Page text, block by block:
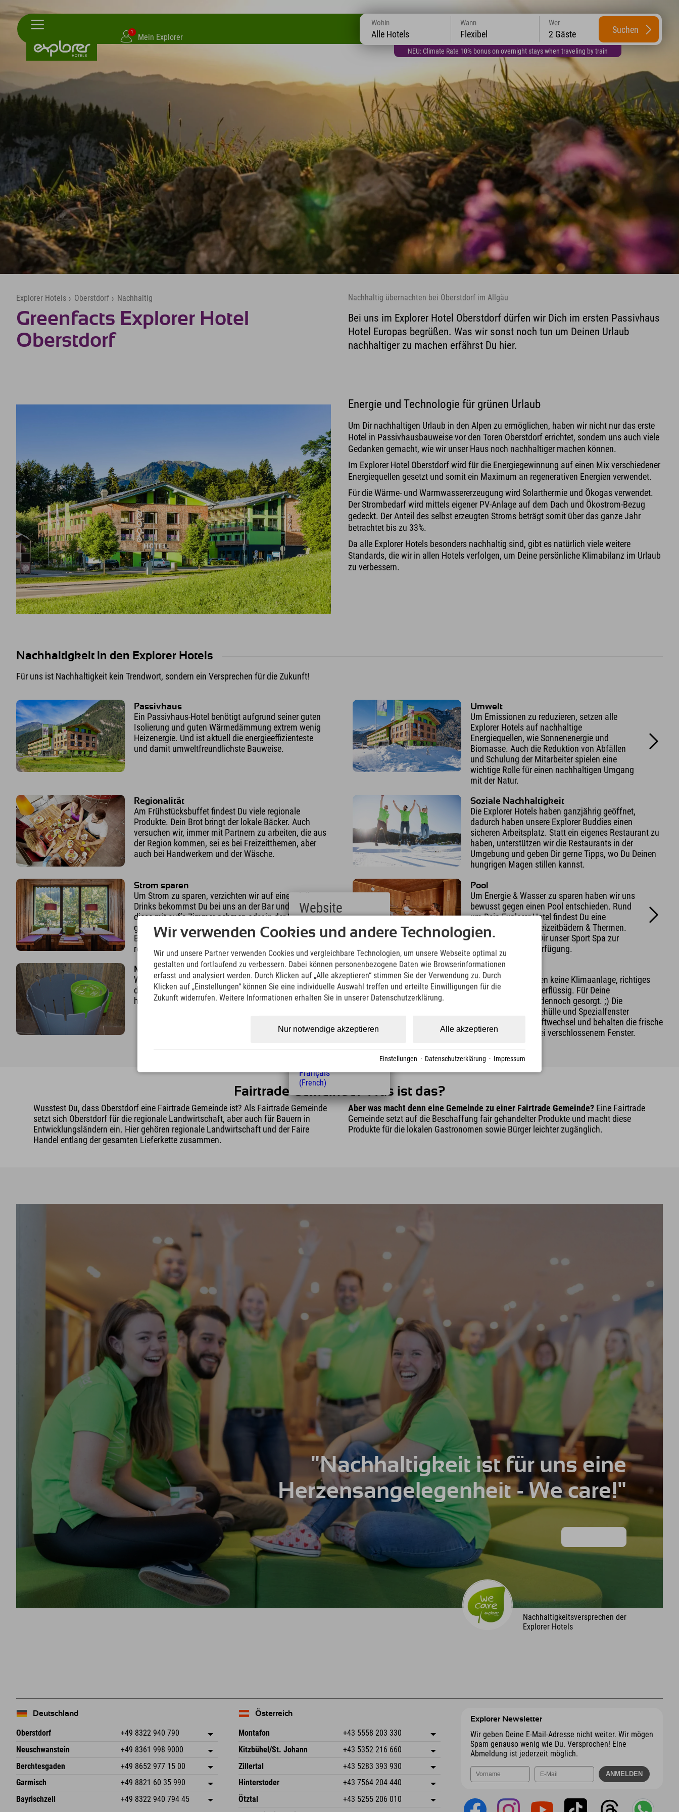
1
Mein Explorer
NEU: Climate Rate 10% bonus on overnight stays when traveling by train
Wohin
Alle Hotels
Wann
Flexibel
Wer
2 Gäste Suchen
Explorer Hotels › Oberstdorf › Nachhaltig
Greenfacts Explorer Hotel
Oberstdorf
Nachhaltig übernachten bei Oberstdorf im Allgäu
Bei uns im Explorer Hotel Oberstdorf dürfen wir Dich im ersten Passivhaus
Hotel Europas begrüßen. Was wir sonst noch tun um Deinen Urlaub
nachhaltiger zu machen erfährst Du hier.
Energie und Technologie für grünen Urlaub
Um Dir nachhaltigen Urlaub in den Alpen zu ermöglichen, haben wir nicht nur das erste
Hotel in Passivhausbauweise vor den Toren Oberstdorf errichtet, sondern uns auch viele
Gedanken gemacht, wie wir unser Haus noch nachhaltiger machen können.
Im Explorer Hotel Oberstdorf wird für die Energiegewinnung auf einen Mix verschiedener
Energiequellen gesetzt und somit ein Maximum an regenerativen Energien verwendet.
Für die Wärme- und Warmwassererzeugung wird Solarthermie und Ökogas verwendet.
Der Strombedarf wird mittels eigener PV-Anlage auf dem Dach und Ökostrom-Bezug
gedeckt. Der Anteil des selbst erzeugten Stroms beträgt somit über das ganze Jahr
betrachtet bis zu 33%.
Da alle Explorer Hotels besonders nachhaltig sind, gibt es natürlich viele weitere
Standards, die wir in allen Hotels verfolgen, um Deine persönliche Klimabilanz im Urlaub
zu verbessern.
Nachhaltigkeit in den Explorer Hotels
Für uns ist Nachhaltigkeit kein Trendwort, sondern ein Versprechen für die Zukunft!
Passivhaus
Ein Passivhaus-Hotel benötigt aufgrund seiner guten
Isolierung und guten Wärmedämmung extrem wenig
Heizenergie. Und ist aktuell die energieeffizienteste
und damit umweltfreundlichste Bauweise.
Umwelt
Um Emissionen zu reduzieren, setzen alle
Explorer Hotels auf nachhaltige
Energiequellen, wie Sonnenenergie und
Biomasse. Auch die Reduktion von Abfällen
und Schulung der Mitarbeiter spielen eine
wichtige Rolle für einen nachhaltigen Umgang
mit der Natur.
Regionalität
Am Frühstücksbuffet findest Du viele regionale
Produkte. Dein Brot bringt der lokale Bäcker. Auch
versuchen wir, immer mit Partnern zu arbeiten, die aus
der Region kommen, sei es bei Freizeitthemen, aber
auch bei Handwerkern und der Wäsche.
Soziale Nachhaltigkeit
Die Explorer Hotels haben ganzjährig geöffnet,
dadurch haben unsere Explorer Buddies einen
sicheren Arbeitsplatz. Statt ein eigenes Restaurant zu
haben, unterstützen wir die Restaurants in der
Umgebung und geben Dir gerne Tipps, wo Du Deinen
hungrigen Magen stillen kannst.
Strom sparen
Um Strom zu sparen, verzichten wir auf eine Minibar.
Drinks bekommst Du bei uns an der Bar und darfst
diese mit auf’s Zimmer nehmen oder in der Lounge
genießen. Energiesparlampen, LEDs und
Bewegungsmelder helfen uns den Stromverbrauch zu
reduzieren.
Pool
Um Energie & Wasser zu sparen haben wir uns
bewusst gegen einen Pool entschieden. Rund
um Dein Explorer Hotel findest Du eine
Vielzahl an Seen, Freizeitbädern & Thermen.
Nachmittags steht Dir unser Sport Spa zur
Regeneration zur Verfügung.
Müll
Wir versuchen, wo es geht, Müll zu reduzieren. Was
dennoch anfällt, wird sorgfältig getrennt, auch Du
hast im Zimmer die Möglichkeit den Müll zu trennen.
Zimmer
Unsere Zimmer haben keine Klimaanlage, richtiges
Lüften macht sie überflüssig. Für Deine
Frischluftzufuhr ist dennoch gesorgt. ;) Die
thermische Gebäudehülle und Spezialfenster
unterstützen den Luftwechsel und behalten die frische
Luft den Tag über bei verschlossenem Fenster.
Fairtrade Gemeinde? Was ist das?
Wusstest Du, dass Oberstdorf eine Fairtrade Gemeinde ist? Als Fairtrade Gemeinde
setzt sich Oberstdorf für die regionale Landwirtschaft, aber auch für Bauern in
Entwicklungsländern ein. Hier gehören regionale Landwirtschaft und der Faire
Handel entlang der gesamten Lieferkette zusammen.
Aber was macht denn eine Gemeinde zu einer Fairtrade Gemeinde? Eine Fairtrade
Gemeinde setzt auf die Beschaffung fair gehandelter Produkte und macht diese
Produkte für die lokalen Gastronomen sowie Bürger leichter zugänglich.
"Nachhaltigkeit ist für uns eine
Herzensangelegenheit - We care!"
Nachhaltigkeitsversprechen der
Explorer Hotels
Deutschland
Oberstdorf +49 8322 940 790
An der Breitach 3
Deutschland
Adresse speichern
Buchen
Neuschwanstein +49 8361 998 9000
An der Riese 45
87484 Nesselwang im Allgäu
Deutschland
Adresse speichern
Buchen
Berchtesgaden +49 8652 977 15 00
Hofreitstr. 7
Deutschland
Adresse speichern
Buchen
Garmisch +49 8821 60 35 990
Frickenstraße 22
82490 Farchant
Adresse speichern
Bayrischzell +49 8322 940 794 45
Österreich
Montafon +43 5558 203 330
Dorfstr. 127b
Österreich
Adresse speichern
Buchen
Kitzbühel/St. Johann +43 5352 216 660
Speckbacherstraße 87
Österreich
Adresse speichern
Buchen
Zillertal +43 5283 393 930
Schmiedau 2
Österreich
Adresse speichern
Buchen
Hinterstoder +43 7564 204 440
Freizeitpark 10
Adresse speichern
Ötztal +43 5255 206 010
Explorer Newsletter
Wir geben Deine E-Mail-Adresse nicht weiter. Wir mögen
Spam genauso wenig wie Du. Versprochen! Eine
Abmeldung ist jederzeit möglich.
Wir verwenden Cookies und andere Technologien.
Wir und unsere Partner verwenden Cookies und vergleichbare Technologien, um unsere Webseite optimal zu
gestalten und fortlaufend zu verbessern. Dabei können personenbezogene Daten wie Browserinformationen
erfasst und analysiert werden. Durch Klicken auf „Alle akzeptieren“ stimmen Sie der Verwendung zu. Durch
Klicken auf „Einstellungen“ können Sie eine individuelle Auswahl treffen und erteilte Einwilligungen für die
Zukunft widerrufen. Weitere Informationen erhalten Sie in unserer Datenschutzerklärung.
Alle akzeptieren
Nur notwendige akzeptieren
Einstellungen · Datenschutzerklärung · Impressum
Website
Deutsch
(German)
English
(English)
Italiano
(Italian)
Čeština
(Czech)
Magyar
Nederlands
Français
(French)